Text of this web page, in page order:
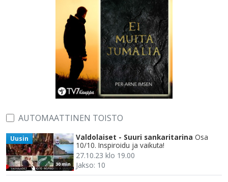
AUTOMAATTINEN TOISTO
30 min
Uusin Valdolaiset - Suuri sankaritarina Osa
10/10. Inspiroidu ja vaikuta!
27.10.23 klo 19.00
Jakso: 10